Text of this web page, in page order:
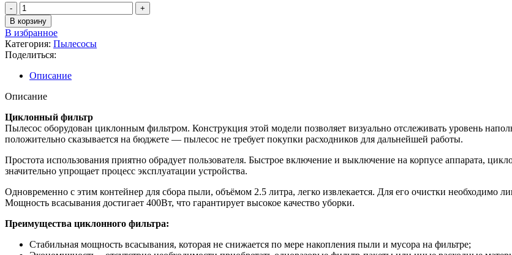
Количество
товара
Пылесос
б/
м
Eurostek
EVC-
3007
В корзину
В избранное
Категория: Пылесосы
Поделиться:
Описание
Описание
Циклонный фильтр
Пылесос оборудован циклонным фильтром. Конструкция этой модели позволяет визуально отслеживать уровень
положительно сказывается на бюджете — пылесос не требует покупки расходников для дальнейшей работы.
Простота использования приятно обрадует пользователя. Быстрое включение и выключение на корпусе аппарата,
значительно упрощает процесс эксплуатации устройства.
Одновременно с этим контейнер для сбора пыли, объёмом 2.5 литра, легко извлекается. Для его очистки необходимо
Мощность всасывания достигает 400Вт, что гарантирует высокое качество уборки.
Преимущества циклонного фильтра:
Стабильная мощность всасывания, которая не снижается по мере накопления пыли и мусора на фильтре;